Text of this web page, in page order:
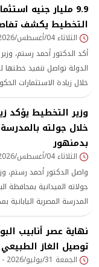
9.9 مليار جنيه
التخطيط يكشف تفاصيل 422 مشروعًا
الثلاثاء 04/أغسطس/2026 - 03:22 م
أكد الدكتور أحمد رستم،
الدولة تواصل تنفيذ
خلال زيادة الاستثمارات
الأكثر احتياجًا للمواطنين،
وزير التخطيط يؤكد
خلال جولته بالمدرسة
بدمنهور
الثلاثاء 04/أغسطس/2026 - 11:37 ص
واصل الدكتور أحمد رستم،
جولاته الميدانية بمحافظة
المدرسة المصرية اليابانية
جاكلين عازر، محافظ البحيرة
نهاية عصر أنابيب
توصيل الغاز الطبيعي إلى 75% من
الجمعة 31/يوليو/2026 - 12:24 م